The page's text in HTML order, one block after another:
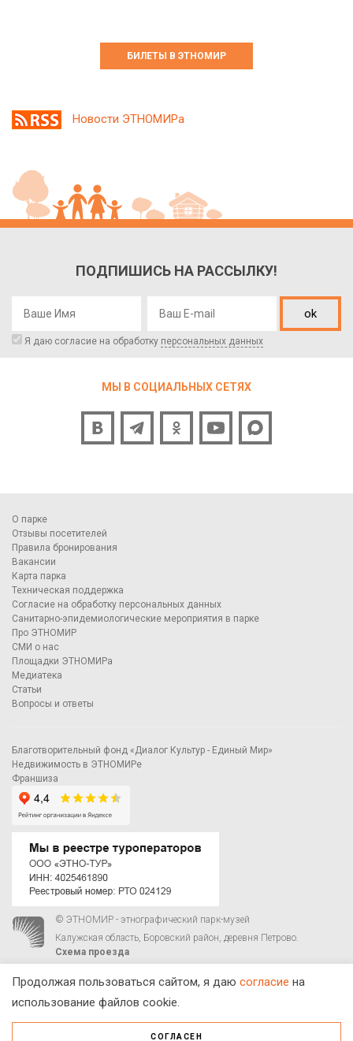
БИЛЕТЫ В ЭТНОМИР
Новости ЭТНОМИРа
ПОДПИШИСЬ НА РАССЫЛКУ!
ok
Я даю согласие на обработку персональных данных
МЫ В СОЦИАЛЬНЫХ СЕТЯХ
О парке
Отзывы посетителей
Правила бронирования
Вакансии
Карта парка
Техническая поддержка
Согласие на обработку персональных данных
Санитарно-эпидемиологические мероприятия в парке
Про ЭТНОМИР
СМИ о нас
Площадки ЭТНОМИРа
Медиатека
Статьи
Вопросы и ответы
Благотворительный фонд «Диалог Культур - Единый Мир»
Недвижимость в ЭТНОМИРе
Франшиза
© ЭТНОМИР - этнографический парк-музей
Калужская область, Боровский район, деревня Петрово.
Схема проезда
Продолжая пользоваться сайтом, я даю согласие на
использование файлов cookie.
СОГЛАСЕН